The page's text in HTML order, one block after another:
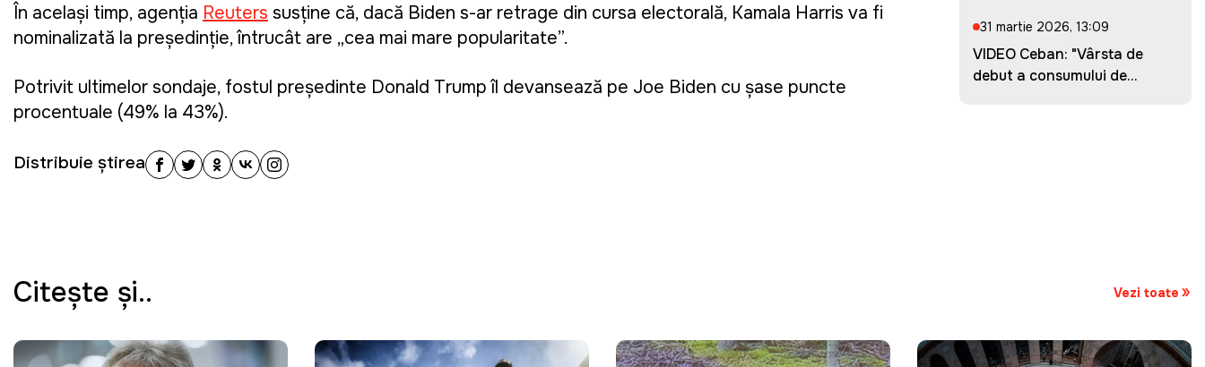
În același timp, agenția Reuters susține că, dacă Biden s-ar retrage din cursa electorală, Kamala Harris va fi
nominalizată la președinție, întrucât are „cea mai mare popularitate”.
Potrivit ultimelor sondaje, fostul președinte Donald Trump îl devansează pe Joe Biden cu șase puncte
procentuale (49% la 43%).
Distribuie știrea
31 martie 2026, 13:09
VIDEO Ceban: "Vârsta de
debut a consumului de
Citeşte şi.. Vezi toate